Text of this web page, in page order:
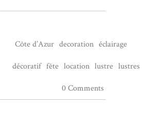
Côte d’Azur decoration éclairage
décoratif fête location lustre lustres
0 Comments